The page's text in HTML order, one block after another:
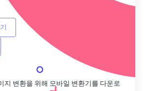
지 변환을 위해 모바일 변환기를 다운로